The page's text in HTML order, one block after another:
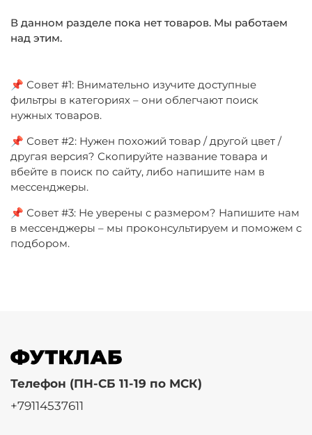
В данном разделе пока нет товаров. Мы работаем
над этим.
📌 Совет #1: Внимательно изучите доступные
фильтры в категориях – они облегчают поиск
нужных товаров.
📌 Совет #2: Нужен похожий товар / другой цвет /
другая версия? Скопируйте название товара и
вбейте в поиск по сайту, либо напишите нам в
мессенджеры.
📌 Совет #3: Не уверены с размером? Напишите нам
в мессенджеры – мы проконсультируем и поможем с
подбором.
Телефон (ПН-СБ 11-19 по МСК)
+79114537611